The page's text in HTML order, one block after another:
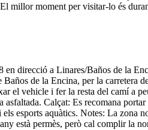
millor moment per visitar-lo és
direcció a Linares/Baños de la
de la Encina, per la
el vehicle i fer la resta del camí a
Calçat: Es recomana
esports aquàtics. Notes: La zona
està permès, però cal complir la